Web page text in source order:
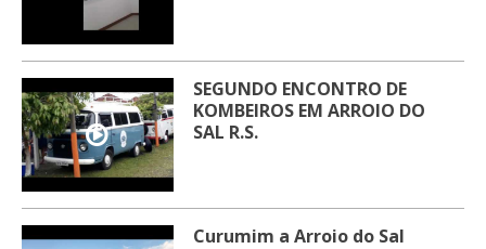
SEGUNDO ENCONTRO DE
KOMBEIROS EM ARROIO DO
SAL R.S.
Curumim a Arroio do Sal